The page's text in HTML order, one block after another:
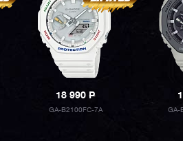
18 990P
GA-B2100FC-7A GA-